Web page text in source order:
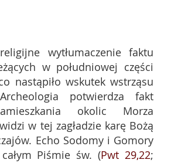
wytłumaczenie faktu
w południowej części
nastąpiło wskutek wstrząsu
potwierdza fakt
okolic Morza
w tej zagładzie karę Bożą
Echo Sodomy i Gomory
Piśmie św. (Pwt 29,22;